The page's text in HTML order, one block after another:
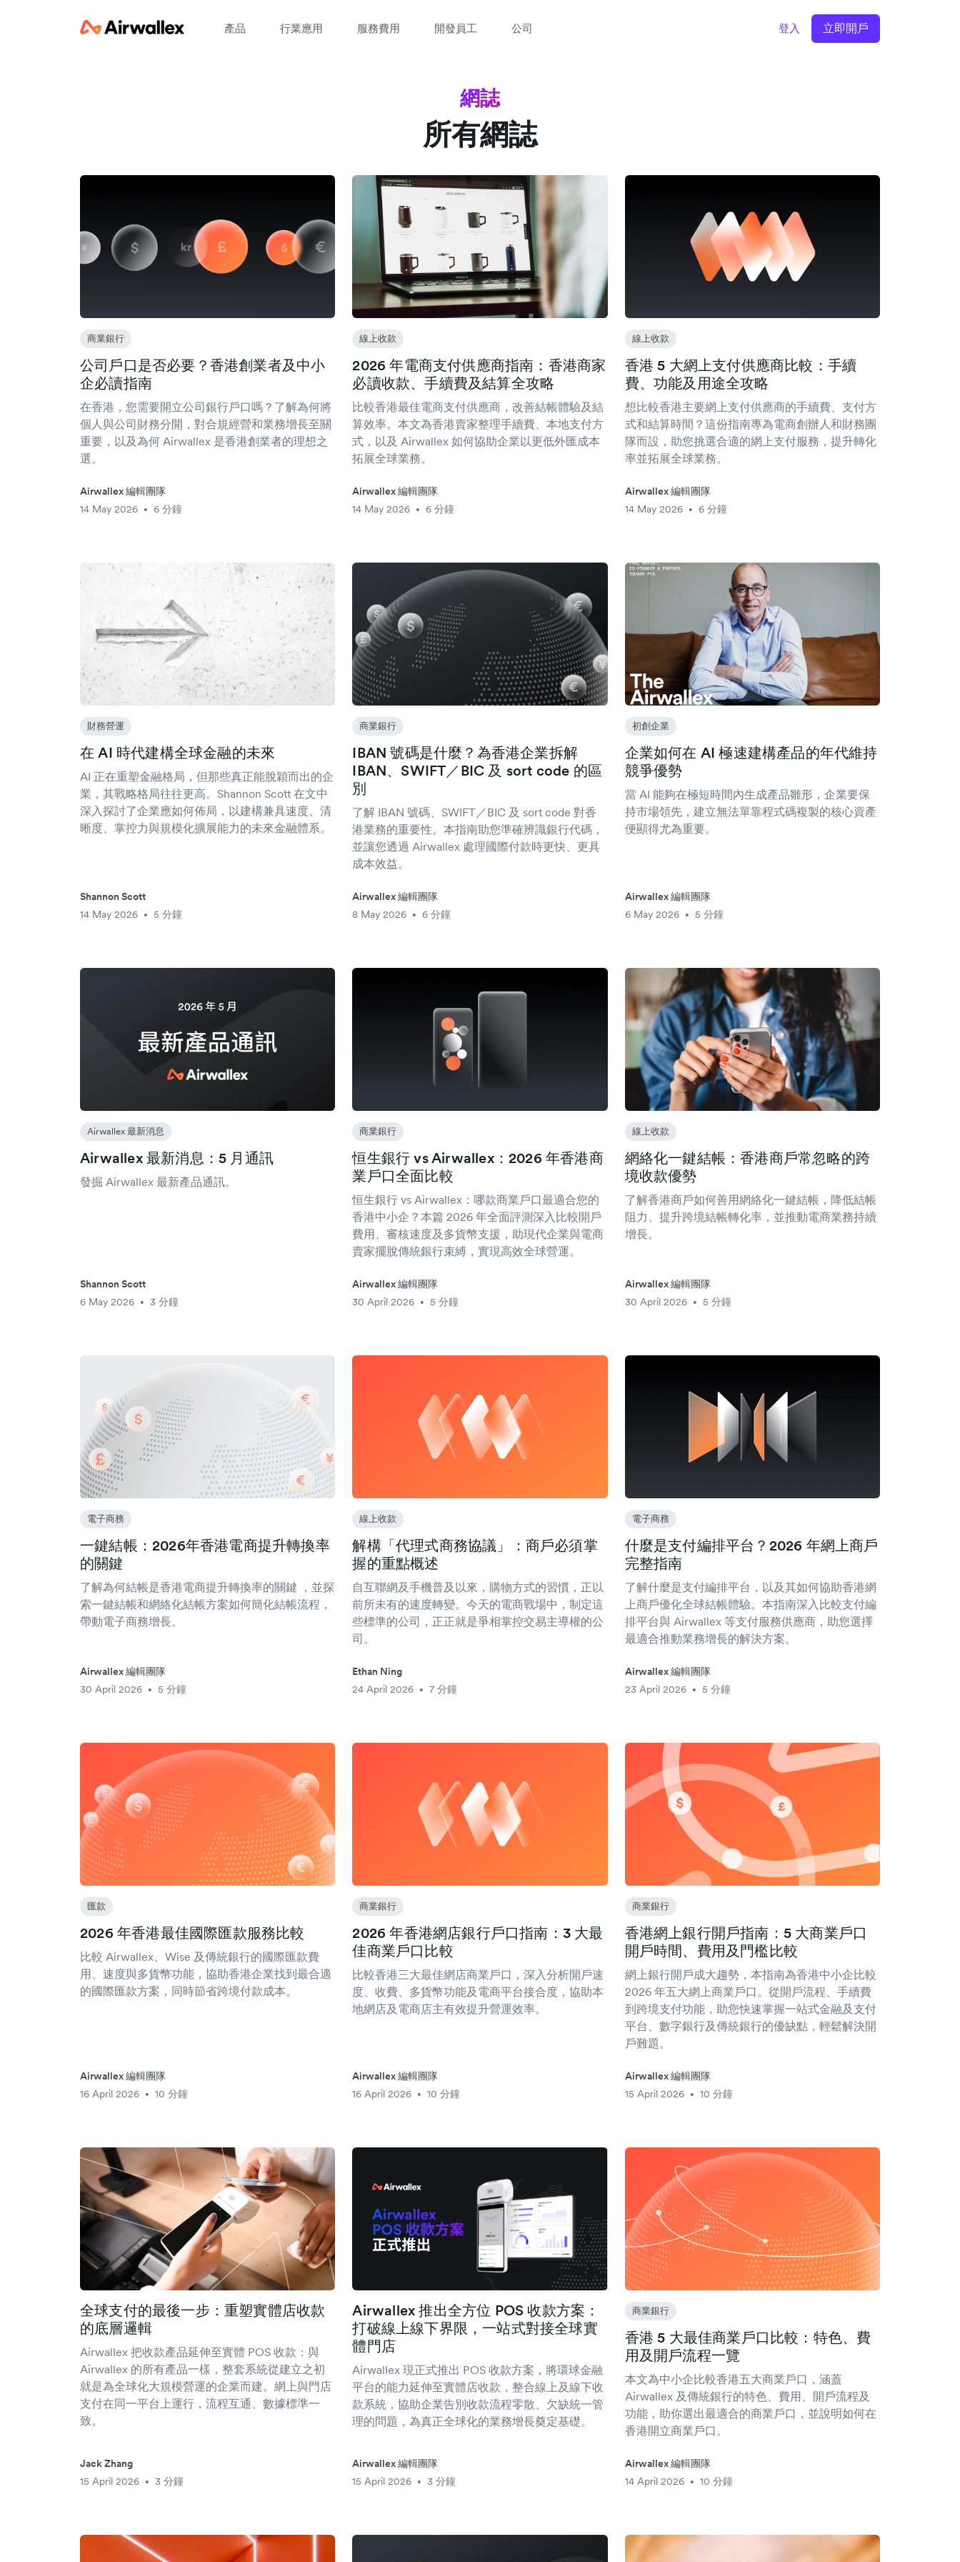
產品 行業應用 服務費用 開發員工 公司 登入 立即開戶
網誌
所有網誌
商業銀行
公司戶口是否必要？香港創業者及中小
企必讀指南
在香港，您需要開立公司銀行戶口嗎？了解為何將
個人與公司財務分開，對合規經營和業務增長至關
重要，以及為何 Airwallex 是香港創業者的理想之
選。
Airwallex 編輯團隊
14 May 2026
• 6 分鐘
線上收款
2026 年電商支付供應商指南：香港商家
必讀收款、手續費及結算全攻略
比較香港最佳電商支付供應商，改善結帳體驗及結
算效率。本文為香港賣家整理手續費、本地支付方
式，以及 Airwallex 如何協助企業以更低外匯成本
拓展全球業務。
Airwallex 編輯團隊
14 May 2026
• 6 分鐘
線上收款
香港 5 大網上支付供應商比較：手續
費、功能及用途全攻略
想比較香港主要網上支付供應商的手續費、支付方
式和結算時間？這份指南專為電商創辦人和財務團
隊而設，助您挑選合適的網上支付服務，提升轉化
率並拓展全球業務。
Airwallex 編輯團隊
14 May 2026
• 6 分鐘
財務營運
在 AI 時代建構全球金融的未來
AI 正在重塑金融格局，但那些真正能脫穎而出的企
業，其戰略格局往往更高。Shannon Scott 在文中
深入探討了企業應如何佈局，以建構兼具速度、清
晰度、掌控力與規模化擴展能力的未來金融體系。
Shannon Scott
14 May 2026
• 5 分鐘
商業銀行
IBAN 號碼是什麼？為香港企業拆解
IBAN、SWIFT／BIC 及 sort code 的區
別
了解 IBAN 號碼、SWIFT／BIC 及 sort code 對香
港業務的重要性。本指南助您準確辨識銀行代碼，
並讓您透過 Airwallex 處理國際付款時更快、更具
成本效益。
Airwallex 編輯團隊
8 May 2026
• 6 分鐘
初創企業
企業如何在 AI 極速建構產品的年代維持
競爭優勢
當 AI 能夠在極短時間內生成產品雛形，企業要保
持市場領先，建立無法單靠程式碼複製的核心資產
便顯得尤為重要。
Airwallex 編輯團隊
6 May 2026
• 5 分鐘
Airwallex 最新消息
Airwallex 最新消息：5 月通訊
發掘 Airwallex 最新產品通訊。
Shannon Scott
6 May 2026
• 3 分鐘
商業銀行
恒生銀行 vs Airwallex：2026 年香港商
業戶口全面比較
恒生銀行 vs Airwallex：哪款商業戶口最適合您的
香港中小企？本篇 2026 年全面評測深入比較開戶
費用、審核速度及多貨幣支援，助現代企業與電商
賣家擺脫傳統銀行束縛，實現高效全球營運。
Airwallex 編輯團隊
30 April 2026
• 5 分鐘
線上收款
網絡化一鍵結帳：香港商戶常忽略的跨
境收款優勢
了解香港商戶如何善用網絡化一鍵結帳，降低結帳
阻力、提升跨境結帳轉化率，並推動電商業務持續
增長。
Airwallex 編輯團隊
30 April 2026
• 5 分鐘
電子商務
一鍵結帳：2026年香港電商提升轉換率
的關鍵
了解為何結帳是香港電商提升轉換率的關鍵 ，並探
索一鍵結帳和網絡化結帳方案如何簡化結帳流程，
帶動電子商務增長。
Airwallex 編輯團隊
30 April 2026
• 5 分鐘
線上收款
解構「代理式商務協議」：商戶必須掌
握的重點概述
自互聯網及手機普及以來，購物方式的習慣，正以
前所未有的速度轉變。今天的電商戰場中，制定這
些標準的公司，正正就是爭相掌控交易主導權的公
司。
Ethan Ning
24 April 2026
• 7 分鐘
電子商務
什麼是支付編排平台？2026 年網上商戶
完整指南
了解什麼是支付編排平台，以及其如何協助香港網
上商戶優化全球結帳體驗。本指南深入比較支付編
排平台與 Airwallex 等支付服務供應商，助您選擇
最適合推動業務增長的解決方案。
Airwallex 編輯團隊
23 April 2026
• 5 分鐘
匯款
2026 年香港最佳國際匯款服務比較
比較 Airwallex、Wise 及傳統銀行的國際匯款費
用、速度與多貨幣功能，協助香港企業找到最合適
的國際匯款方案，同時節省跨境付款成本。
Airwallex 編輯團隊
16 April 2026
• 10 分鐘
商業銀行
2026 年香港網店銀行戶口指南：3 大最
佳商業戶口比較
比較香港三大最佳網店商業戶口，深入分析開戶速
度、收費、多貨幣功能及電商平台接合度，協助本
地網店及電商店主有效提升營運效率。
Airwallex 編輯團隊
16 April 2026
• 10 分鐘
商業銀行
香港網上銀行開戶指南：5 大商業戶口
開戶時間、費用及門檻比較
網上銀行開戶成大趨勢，本指南為香港中小企比較
2026 年五大網上商業戶口。從開戶流程、手續費
到跨境支付功能，助您快速掌握一站式金融及支付
平台、數字銀行及傳統銀行的優缺點，輕鬆解決開
戶難題。
Airwallex 編輯團隊
15 April 2026
• 10 分鐘
全球支付的最後一步：重塑實體店收款
的底層邏輯
Airwallex 把收款產品延伸至實體 POS 收款：與
Airwallex 的所有產品一樣，整套系統從建立之初
就是為全球化大規模營運的企業而建。網上與門店
支付在同一平台上運行，流程互通、數據標準一
致。
Jack Zhang
15 April 2026
• 3 分鐘
Airwallex 推出全方位 POS 收款方案：
打破線上線下界限，一站式對接全球實
體門店
Airwallex 現正式推出 POS 收款方案，將環球金融
平台的能力延伸至實體店收款，整合線上及線下收
款系統，協助企業告別收款流程零散、欠缺統一管
理的問題，為真正全球化的業務增長奠定基礎。
Airwallex 編輯團隊
15 April 2026
• 3 分鐘
商業銀行
香港 5 大最佳商業戶口比較：特色、費
用及開戶流程一覽
本文為中小企比較香港五大商業戶口，涵蓋
Airwallex 及傳統銀行的特色、費用、開戶流程及
功能，助你選出最適合的商業戶口，並說明如何在
香港開立商業戶口。
Airwallex 編輯團隊
14 April 2026
• 10 分鐘